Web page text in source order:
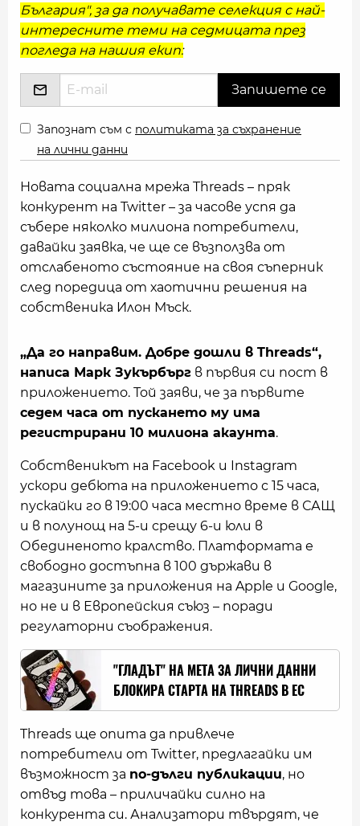
България", за да получавате селекция с най-
интересните теми на седмицата през
погледа на нашия екип:
Запознат съм с политиката за съхранение
на лични данни
Новата социална мрежа Threads – пряк
конкурент на Twitter – за часове успя да
събере няколко милиона потребители,
давайки заявка, че ще се възползва от
отслабеното състояние на своя съперник
след поредица от хаотични решения на
собственика Илон Мъск.
„Да го направим. Добре дошли в Threads“,
написа Марк Зукърбърг в първия си пост в
приложението. Той заяви, че за първите
седем часа от пускането му има
регистрирани 10 милиона акаунта.
Собственикът на Facebook и Instagram
ускори дебюта на приложението с 15 часа,
пускайки го в 19:00 часа местно време в САЩ
и в полунощ на 5-и срещу 6-и юли в
Обединеното кралство. Платформата е
свободно достъпна в 100 държави в
магазините за приложения на Apple и Google,
но не и в Европейския съюз – поради
регулаторни съображения.
"ГЛАДЪТ" НА META ЗА ЛИЧНИ ДАННИ
БЛОКИРА СТАРТА НА THREADS В ЕС
Threads ще опита да привлече
потребители от Twitter, предлагайки им
възможност за по-дълги публикации, но
отвъд това – приличайки силно на
конкурента си. Анализатори твърдят, че